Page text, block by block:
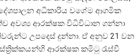
දේශපාලන අධිකාරිය වගේම ආගමික
අවශ්‍ය ආරක්ෂක විධිවිධාන ගන්නා
උපදෙස් දුන්නා. ඒ අනුව 21 වන
ආරක්ෂක කමිටු රැස්වී